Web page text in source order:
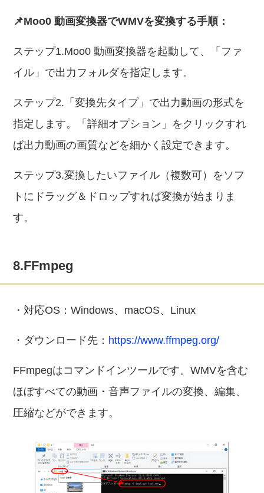
📌Moo0 動画変換器でWMVを変換する手順：
ステップ1.Moo0 動画変換器を起動して、「ファ
イル」で出力フォルダを指定します。
ステップ2.「変換先タイプ」で出力動画の形式を
指定します。「詳細オプション」をクリックすれ
ば出力動画の画質などを細かく設定できます。
ステップ3.変換したいファイル（複数可）をソフ
トにドラッグ＆ドロップすれば変換が始まりま
す。
8.FFmpeg
・対応OS：Windows、macOS、Linux
・ダウンロード先： https://www.ffmpeg.org/
FFmpegはコマンドインツールです。WMVを含む
ほぼすべての動画・音声ファイルの変換、編集、
圧縮などができます。